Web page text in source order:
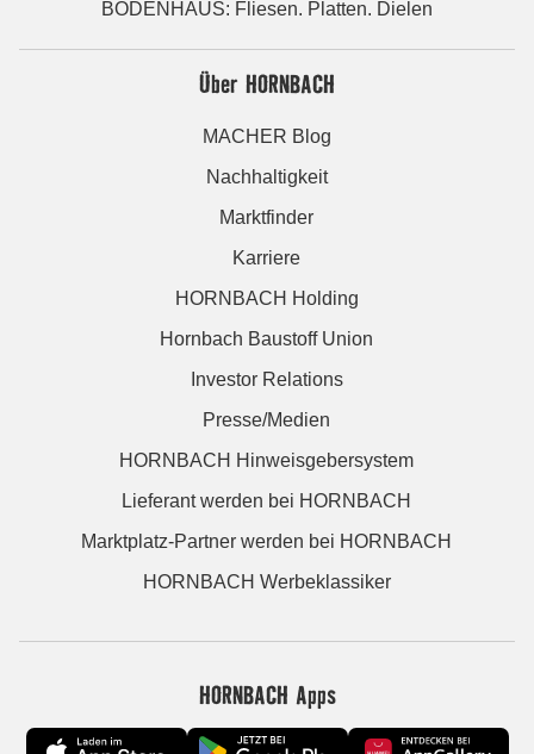
BODENHAUS: Fliesen. Platten. Dielen
Über HORNBACH
MACHER Blog
Nachhaltigkeit
Marktfinder
Karriere
HORNBACH Holding
Hornbach Baustoff Union
Investor Relations
Presse/Medien
HORNBACH Hinweisgebersystem
Lieferant werden bei HORNBACH
Marktplatz-Partner werden bei HORNBACH
HORNBACH Werbeklassiker
HORNBACH Apps